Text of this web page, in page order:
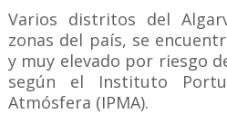
Varios distritos del
zonas del país, se
y muy elevado por riesgo
según el Instituto
Atmósfera (IPMA).